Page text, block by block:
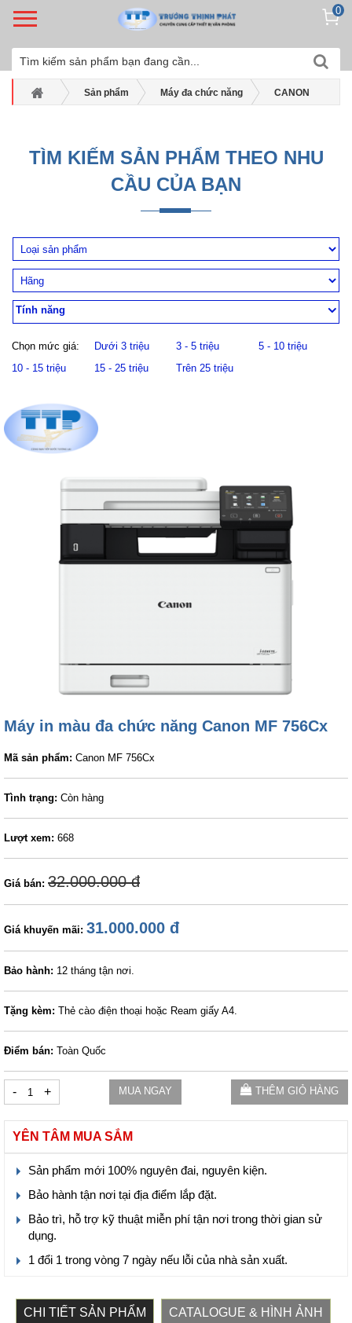
0
Sản phẩm Máy đa chức năng CANON
Máy in màu đa chức năng Canon MF 756Cx
TÌM KIẾM SẢN PHẨM THEO NHU
CẦU CỦA BẠN
Tính năng
Chọn mức giá: Dưới 3 triệu 3 - 5 triệu
5 - 10 triệu
10 - 15 triệu
15 - 25 triệu Trên 25 triệu
Máy in màu đa chức năng Canon MF 756Cx
Mã sản phẩm: Canon MF 756Cx
Tình trạng: Còn hàng
Lượt xem: 668
Giá bán: 32.000.000 đ
Giá khuyến mãi: 31.000.000 đ
Bảo hành: 12 tháng tận nơi.
Tặng kèm: Thẻ cào điện thoại hoặc Ream giấy A4.
Điểm bán: Toàn Quốc
- + MUA NGAY THÊM GIỎ HÀNG
YÊN TÂM MUA SẮM
Sản phẩm mới 100% nguyên đai, nguyên kiện.
Bảo hành tận nơi tại địa điểm lắp đặt.
Bảo trì, hỗ trợ kỹ thuật miễn phí tận nơi trong thời gian sử
dụng.
1 đổi 1 trong vòng 7 ngày nếu lỗi của nhà sản xuất.
CHI TIẾT SẢN PHẨM CATALOGUE & HÌNH ẢNH